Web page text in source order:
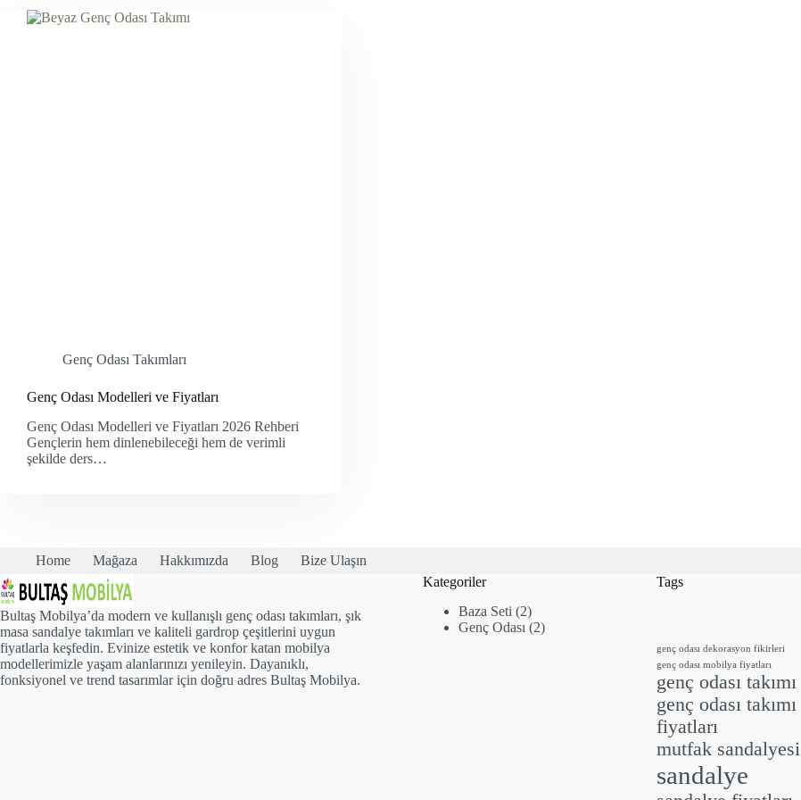
Genç Odası Takımları
Genç Odası Modelleri ve Fiyatları
Genç Odası Modelleri ve Fiyatları 2026 Rehberi
Gençlerin hem dinlenebileceği hem de verimli
şekilde ders…
Home Mağaza Hakkımızda Blog Bize Ulaşın
Bultaş Mobilya’da modern ve kullanışlı genç odası takımları, şık
masa sandalye takımları ve kaliteli gardrop çeşitlerini uygun
fiyatlarla keşfedin. Evinize estetik ve konfor katan mobilya
modellerimizle yaşam alanlarınızı yenileyin. Dayanıklı,
fonksiyonel ve trend tasarımlar için doğru adres Bultaş Mobilya.
Kategoriler
Baza Seti 22
ürün
Genç Odası 22
Tags
genç odası dekorasyon fikirleri
genç odası mobilya fiyatları
genç odası takımı
genç odası takımı
fiyatları
mutfak sandalyesi
sandalye